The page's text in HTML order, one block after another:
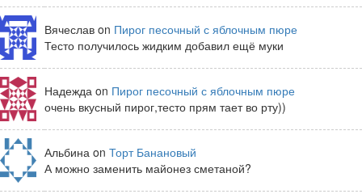
Вячеслав on Пирог песочный с яблочным пюре
Тесто получилось жидким добавил ещё муки
Надежда on Пирог песочный с яблочным пюре
очень вкусный пирог,тесто прям тает во рту))
Альбина on Торт Банановый
А можно заменить майонез сметаной?